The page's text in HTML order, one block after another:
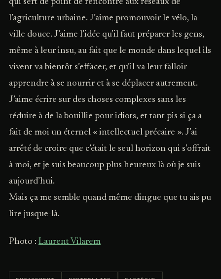
qui sert de point de rencontre aux réseaux de
l’agriculture urbaine. J’aime promouvoir le vélo, la
ville douce. J’aime l’idée qu’il faut préparer les gens,
même à leur insu, au fait que le monde dans lequel ils
vivent va bientôt s’effacer, et qu’il va leur falloir
apprendre à se nourrir et à se déplacer autrement.
J’aime écrire sur des choses complexes sans les
réduire à de la bouillie pour idiots, et tant pis si ça a
fait de moi un éternel « intellectuel précaire ». J’ai
arrêté de croire que c’était le seul horizon qui s’offrait
à moi, et je suis beaucoup plus heureux là où je suis
aujourd’hui.
Mais ça me semble quand même dingue que tu ais pu
lire jusque-là.
Photo : Laurent Vilarem